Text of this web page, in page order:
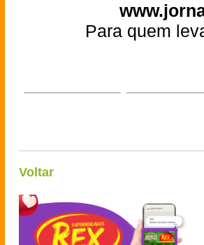
Para quem
Voltar